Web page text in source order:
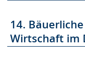
14.
Wirtschaft im